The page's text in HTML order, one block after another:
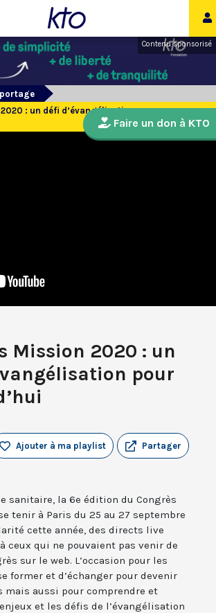
Contenu sponsorisé
: un défi d’évangélisation pour
Mission 2020 : un
pour
Partager
Ajouter à ma playlist
sanitaire, la 6e édition du Congrès
tenir à Paris du 25 au 27 septembre
cette année, des directs live
ceux qui ne pouvaient pas venir de
sur le web. L’occasion pour les
former et d’échanger pour devenir
mais aussi pour comprendre et
et les défis de l’évangélisation
Faire un don à KTO